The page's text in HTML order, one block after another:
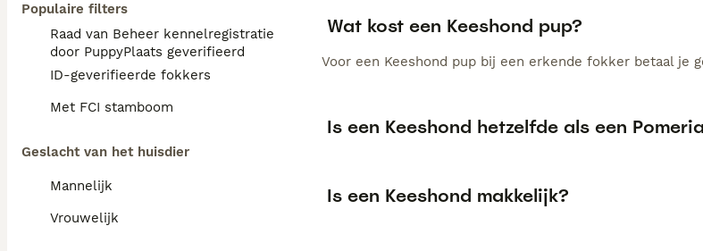
Populaire filters
Raad van Beheer kennelregistratie
door PuppyPlaats geverifieerd
ID-geverifieerde fokkers
Met FCI stamboom
Geslacht van het huisdier
Mannelijk
Vrouwelijk
Wat kost een Keeshond pup?
Voor een Keeshond pup bij een erkende fokker betaal je
Is een Keeshond hetzelfde als een
Is een Keeshond makkelijk?